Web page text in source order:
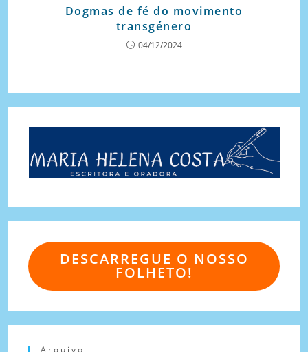
Dogmas de fé do movimento
transgénero
04/12/2024
DESCARREGUE O NOSSO
FOLHETO!
Arquivo